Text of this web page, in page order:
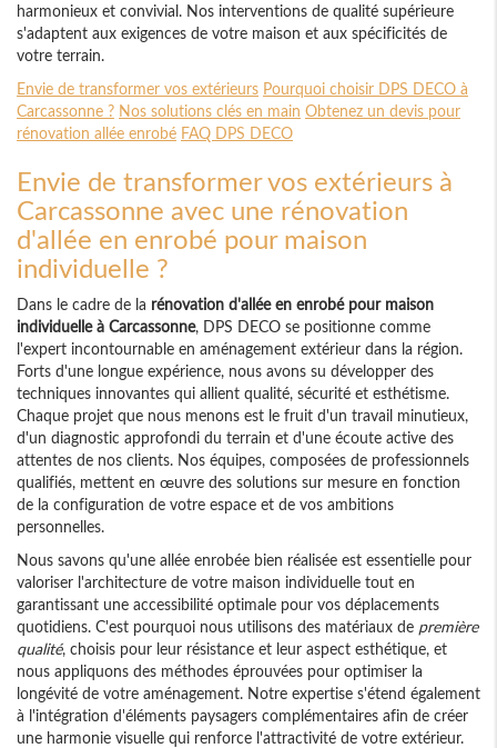
harmonieux et convivial. Nos interventions de qualité supérieure
s'adaptent aux exigences de votre maison et aux spécificités de
votre terrain.
Envie de transformer vos extérieurs Pourquoi choisir DPS DECO à
Carcassonne ? Nos solutions clés en main Obtenez un devis pour
rénovation allée enrobé FAQ DPS DECO
Envie de transformer vos extérieurs à
Carcassonne avec une rénovation
d'allée en enrobé pour maison
individuelle ?
Dans le cadre de la rénovation d'allée en enrobé pour maison
individuelle à Carcassonne, DPS DECO se positionne comme
l'expert incontournable en aménagement extérieur dans la région.
Forts d'une longue expérience, nous avons su développer des
techniques innovantes qui allient qualité, sécurité et esthétisme.
Chaque projet que nous menons est le fruit d'un travail minutieux,
d'un diagnostic approfondi du terrain et d'une écoute active des
attentes de nos clients. Nos équipes, composées de professionnels
qualifiés, mettent en œuvre des solutions sur mesure en fonction
de la configuration de votre espace et de vos ambitions
personnelles.
Nous savons qu'une allée enrobée bien réalisée est essentielle pour
valoriser l'architecture de votre maison individuelle tout en
garantissant une accessibilité optimale pour vos déplacements
quotidiens. C'est pourquoi nous utilisons des matériaux de première
qualité, choisis pour leur résistance et leur aspect esthétique, et
nous appliquons des méthodes éprouvées pour optimiser la
longévité de votre aménagement. Notre expertise s'étend également
à l'intégration d'éléments paysagers complémentaires afin de créer
une harmonie visuelle qui renforce l'attractivité de votre extérieur.